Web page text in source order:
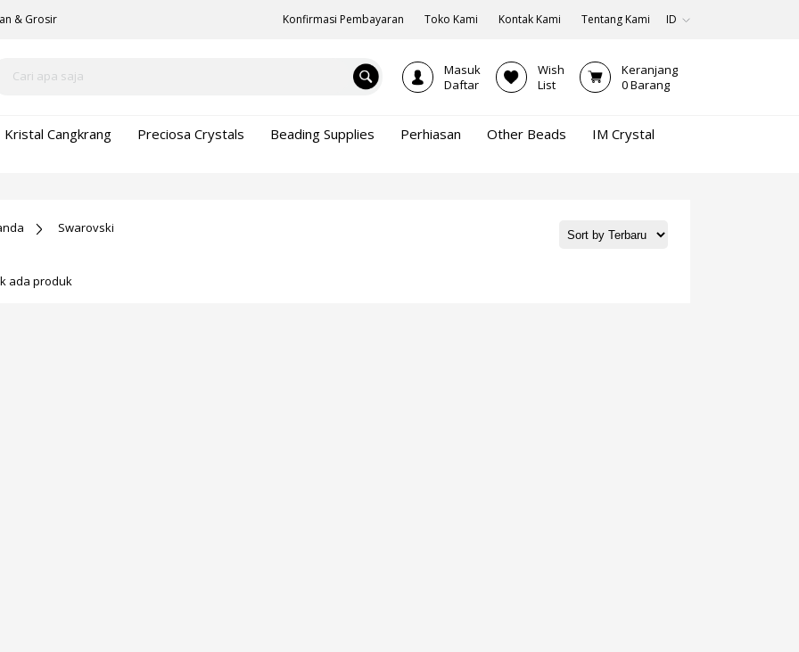
& Grosir Konfirmasi Pembayaran Toko Kami Kontak Kami Tentang Kami ID
Masuk
Daftar
Wish
List
Keranjang
0Barang
Kristal Cangkrang Preciosa Crystals Beading Supplies Perhiasan Other Beads
IM Crystal
Swarovski
ada produk